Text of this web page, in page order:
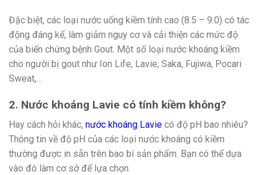
Đặc biệt, các loại nước uống kiềm tính cao (8.5 – 9.0) có tác
động đáng kể, làm giảm nguy cơ và cải thiện các mức độ
của biến chứng bệnh Gout. Một số loại nước khoáng kiềm
cho người bị gout như Ion Life, Lavie, Saka, Fujiwa, Pocari
Sweat,…
2. Nước khoáng Lavie có tính kiềm không?
Hay cách hỏi khác, nước khoáng Lavie có độ pH bao nhiêu?
Thông tin về độ pH của các loại nước khoáng có kiềm
thường được in sẵn trên bao bì sản phẩm. Bạn có thể dựa
vào đó làm cơ sở để lựa chọn.